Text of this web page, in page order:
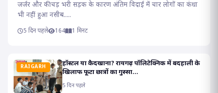
जर्जर और कीचड़ भरी सड़क के कारण अंतिम विदाई में चार लोगों का कंधा
भी नहीं हुआ नसीब.....
5 दिन पहले 164 1 मिनट
RAIGARH
हॉस्टल या कैदखाना? रायगढ़ पॉलिटेक्निक में बदहाली के
खिलाफ फूटा छात्रों का गुस्सा...
5 दिन पहले